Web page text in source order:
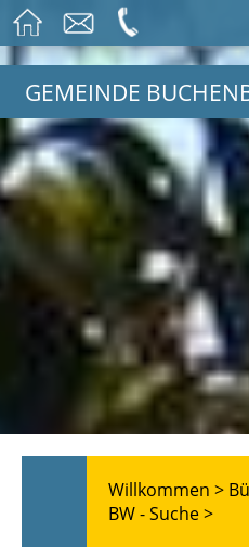
GEMEINDE
Willkommen >
BW - Suche >